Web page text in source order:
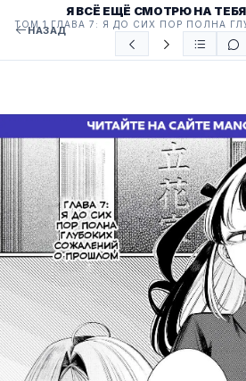
НАЗАД
Я ВСЁ ЕЩЁ СМОТРЮ НА